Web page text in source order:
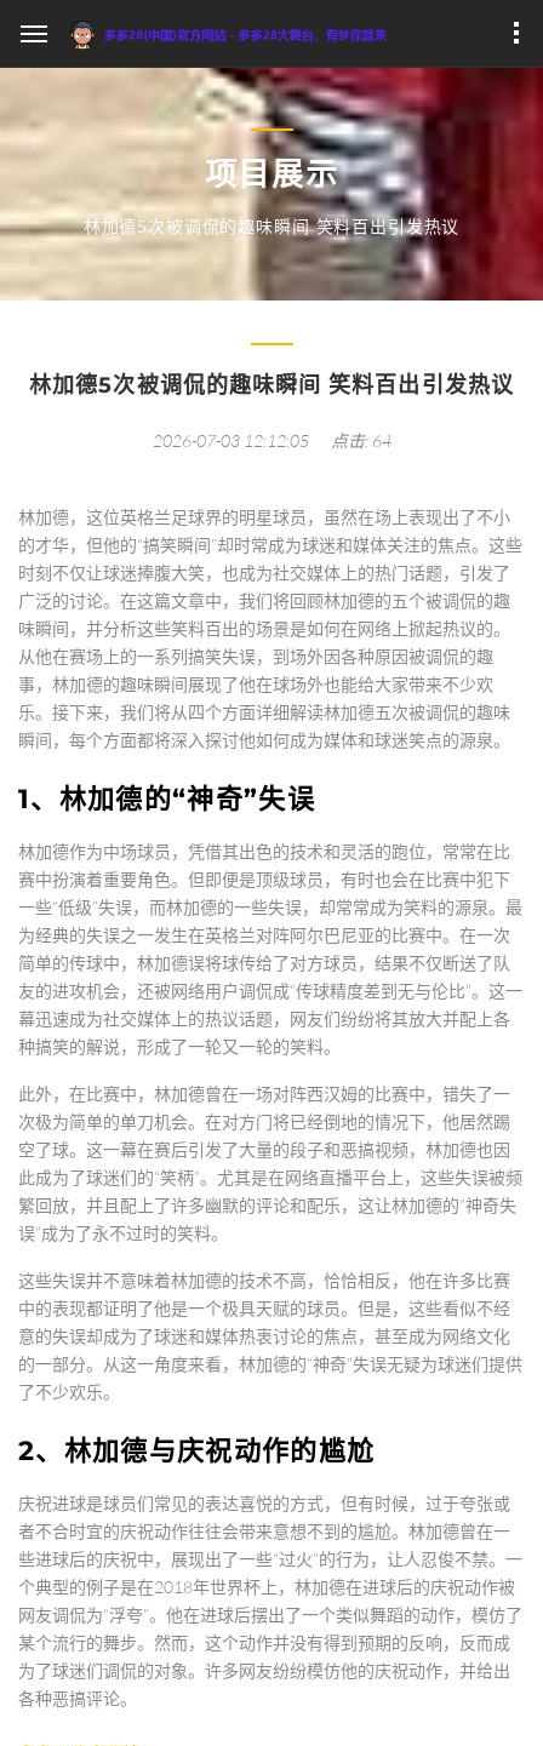
项目展示
林加德5次被调侃的趣味瞬间 笑料百出引发热议
林加德5次被调侃的趣味瞬间 笑料百出引发热议
2026-07-03 12:12:05 点击: 64
林加德，这位英格兰足球界的明星球员，虽然在场上表现出了不小
的才华，但他的“搞笑瞬间”却时常成为球迷和媒体关注的焦点。这些
时刻不仅让球迷捧腹大笑，也成为社交媒体上的热门话题，引发了
广泛的讨论。在这篇文章中，我们将回顾林加德的五个被调侃的趣
味瞬间，并分析这些笑料百出的场景是如何在网络上掀起热议的。
从他在赛场上的一系列搞笑失误，到场外因各种原因被调侃的趣
事，林加德的趣味瞬间展现了他在球场外也能给大家带来不少欢
乐。接下来，我们将从四个方面详细解读林加德五次被调侃的趣味
瞬间，每个方面都将深入探讨他如何成为媒体和球迷笑点的源泉。
1、林加德的“神奇”失误
林加德作为中场球员，凭借其出色的技术和灵活的跑位，常常在比
赛中扮演着重要角色。但即便是顶级球员，有时也会在比赛中犯下
一些“低级”失误，而林加德的一些失误，却常常成为笑料的源泉。最
为经典的失误之一发生在英格兰对阵阿尔巴尼亚的比赛中。在一次
简单的传球中，林加德误将球传给了对方球员，结果不仅断送了队
友的进攻机会，还被网络用户调侃成“传球精度差到无与伦比”。这一
幕迅速成为社交媒体上的热议话题，网友们纷纷将其放大并配上各
种搞笑的解说，形成了一轮又一轮的笑料。
此外，在比赛中，林加德曾在一场对阵西汉姆的比赛中，错失了一
次极为简单的单刀机会。在对方门将已经倒地的情况下，他居然踢
空了球。这一幕在赛后引发了大量的段子和恶搞视频，林加德也因
此成为了球迷们的“笑柄”。尤其是在网络直播平台上，这些失误被频
繁回放，并且配上了许多幽默的评论和配乐，这让林加德的“神奇失
误”成为了永不过时的笑料。
这些失误并不意味着林加德的技术不高，恰恰相反，他在许多比赛
中的表现都证明了他是一个极具天赋的球员。但是，这些看似不经
意的失误却成为了球迷和媒体热衷讨论的焦点，甚至成为网络文化
的一部分。从这一角度来看，林加德的“神奇”失误无疑为球迷们提供
了不少欢乐。
2、林加德与庆祝动作的尴尬
庆祝进球是球员们常见的表达喜悦的方式，但有时候，过于夸张或
者不合时宜的庆祝动作往往会带来意想不到的尴尬。林加德曾在一
些进球后的庆祝中，展现出了一些“过火”的行为，让人忍俊不禁。一
个典型的例子是在2018年世界杯上，林加德在进球后的庆祝动作被
网友调侃为“浮夸”。他在进球后摆出了一个类似舞蹈的动作，模仿了
某个流行的舞步。然而，这个动作并没有得到预期的反响，反而成
为了球迷们调侃的对象。许多网友纷纷模仿他的庆祝动作，并给出
各种恶搞评论。